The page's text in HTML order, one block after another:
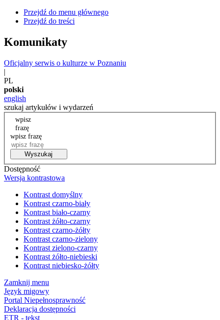
Przejdź do menu głównego
Przejdź do treści
Komunikaty
Oficjalny serwis o kulturze w Poznaniu
|
PL
polski
english
szukaj artykułów i wydarzeń
wpisz
frazę
wpisz frazę
Wyszukaj
Dostępność
Wersja kontrastowa
Kontrast domyślny
Kontrast czarno-biały
Kontrast biało-czarny
Kontrast żółto-czarny
Kontrast czarno-żółty
Kontrast czarno-zielony
Kontrast zielono-czarny
Kontrast żółto-niebieski
Kontrast niebiesko-żółty
Zamknij menu
Język migowy
Portal Niepełnosprawność
Deklaracja dostępności
ETR - tekst